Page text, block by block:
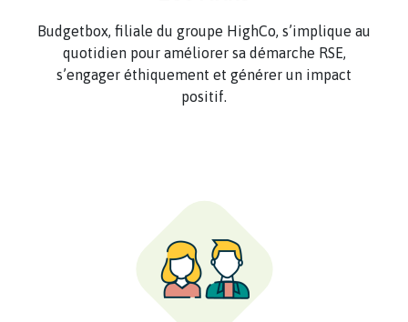
Budgetbox, filiale du groupe HighCo, s’implique au
quotidien pour améliorer sa démarche RSE,
s’engager éthiquement et générer un impact
positif.